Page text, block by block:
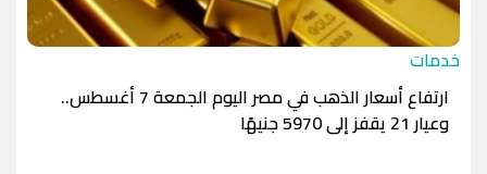
خدمات
ارتفاع أسعار الذهب في مصر اليوم الجمعة 7 أغسطس..
وعيار 21 يقفز إلى 5970 جنيهًا